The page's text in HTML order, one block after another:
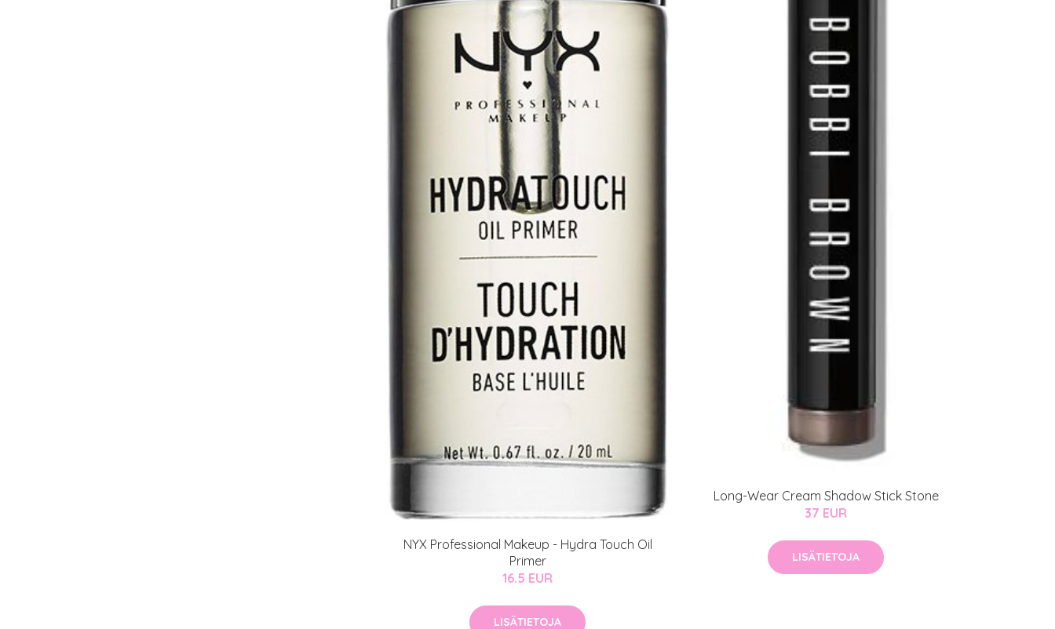
NYX Professional Makeup - Hydra Touch Oil
Primer
16.5 EUR
LISÄTIETOJA
Long-Wear Cream Shadow Stick Stone
37 EUR
LISÄTIETOJA